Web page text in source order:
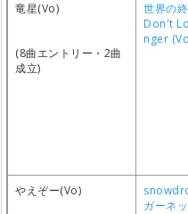
竜星(Vo)
(8曲エントリー・2曲
成立)
世界の
Don't
nger
やえぞー(Vo)
ガーネ